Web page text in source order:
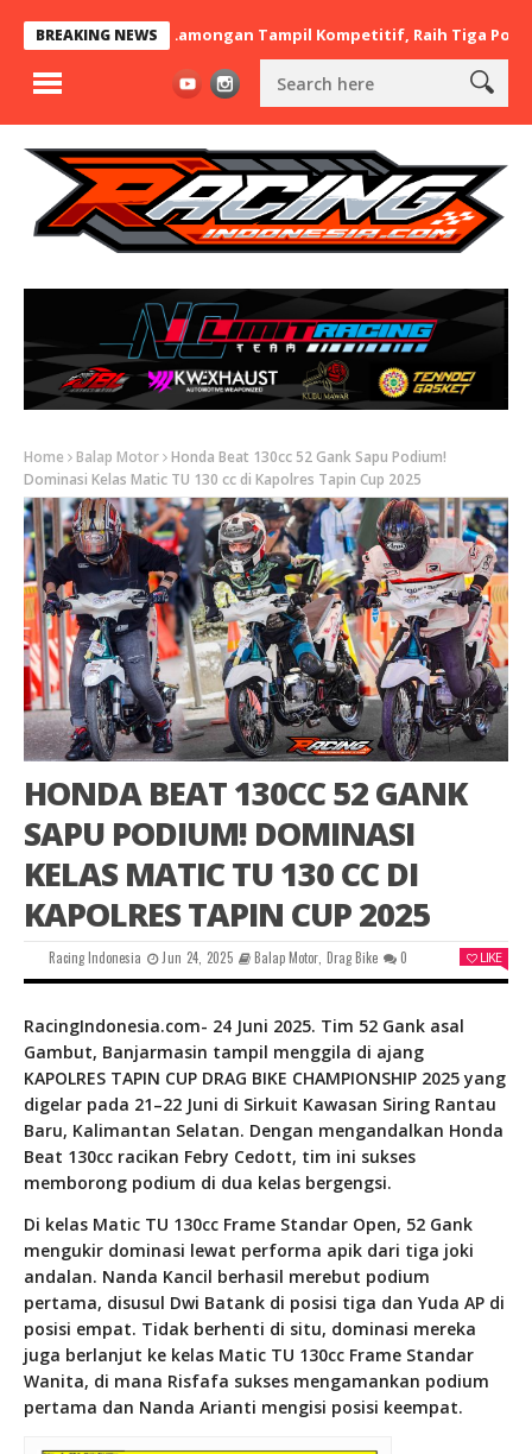
BREAKING NEWS
BaraBere Asal Lamongan Tampil Kompetitif, Raih Tiga Podium di
Home Balap Motor Honda Beat 130cc 52 Gank Sapu Podium!
Dominasi Kelas Matic TU 130 cc di Kapolres Tapin Cup 2025
HONDA BEAT 130CC 52 GANK
SAPU PODIUM! DOMINASI
KELAS MATIC TU 130 CC DI
KAPOLRES TAPIN CUP 2025
Racing Indonesia Jun 24, 2025 Balap Motor, Drag Bike 0 LIKE
RacingIndonesia.com- 24 Juni 2025. Tim 52 Gank asal
Gambut, Banjarmasin tampil menggila di ajang
KAPOLRES TAPIN CUP DRAG BIKE CHAMPIONSHIP 2025 yang
digelar pada 21–22 Juni di Sirkuit Kawasan Siring Rantau
Baru, Kalimantan Selatan. Dengan mengandalkan Honda
Beat 130cc racikan Febry Cedott, tim ini sukses
memborong podium di dua kelas bergengsi.
Di kelas Matic TU 130cc Frame Standar Open, 52 Gank
mengukir dominasi lewat performa apik dari tiga joki
andalan. Nanda Kancil berhasil merebut podium
pertama, disusul Dwi Batank di posisi tiga dan Yuda AP di
posisi empat. Tidak berhenti di situ, dominasi mereka
juga berlanjut ke kelas Matic TU 130cc Frame Standar
Wanita, di mana Risfafa sukses mengamankan podium
pertama dan Nanda Arianti mengisi posisi keempat.